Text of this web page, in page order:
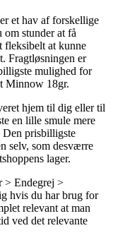
et hav af forskellige
om stunder at få
fleksibelt at kunne
Fragtløsningen er
mulighed for
Minnow 18gr.
hjem til dig eller til
en lille smule mere
Den prisbilligste
selv, som desværre
lager.
> Endegrej >
hvis du har brug for
relevant at man
ved det relevante